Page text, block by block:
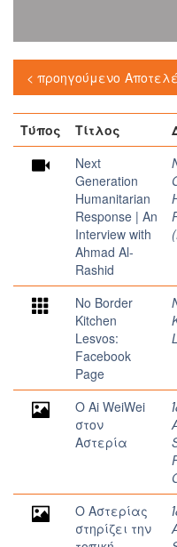
< προηγούμενο
Τύπος
Τίτλος
Next
Generation
Humanitarian
Response | An
Interview with
Ahmad Al-
Rashid
No Border
Kitchen
Lesvos:
Facebook
Page
O Ai WeiWei
στον
Αστερία
O Αστερίας
στηρίζει την